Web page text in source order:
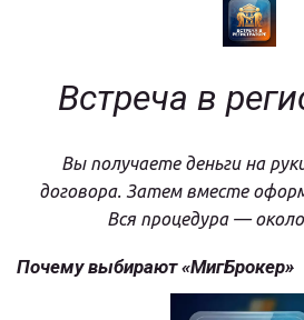
Встреча в
Вы получаете деньги на
договора. Затем вместе
Вся процедура —
Почему выбирают «МигБрокер»